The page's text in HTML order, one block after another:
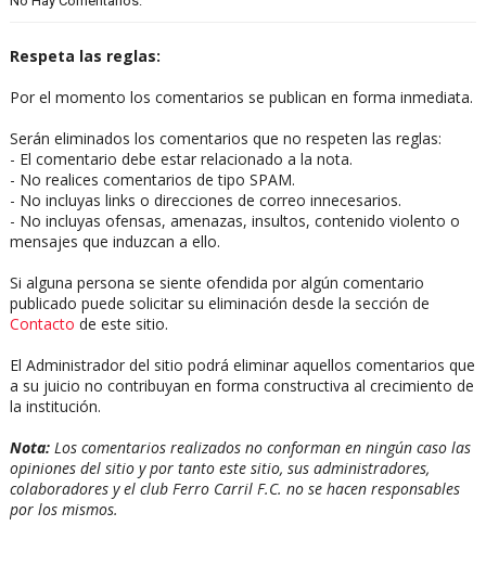
Respeta las reglas:
Por el momento los comentarios se publican en forma inmediata.
Serán eliminados los comentarios que no respeten las reglas:
- El comentario debe estar relacionado a la nota.
- No realices comentarios de tipo SPAM.
- No incluyas links o direcciones de correo innecesarios.
- No incluyas ofensas, amenazas, insultos, contenido violento o
mensajes que induzcan a ello.
Si alguna persona se siente ofendida por algún comentario
publicado puede solicitar su eliminación desde la sección de
Contacto de este sitio.
El Administrador del sitio podrá eliminar aquellos comentarios que
a su juicio no contribuyan en forma constructiva al crecimiento de
la institución.
Nota:Los comentarios realizados no conforman en ningún caso las
opiniones del sitio y por tanto este sitio, sus administradores,
colaboradores y el club Ferro Carril F.C. no se hacen responsables
por los mismos.